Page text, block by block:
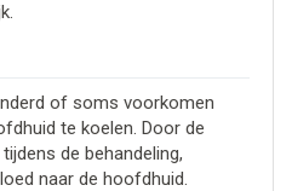
of soms voorkomen
te koelen. Door de
de behandeling,
naar de hoofdhuid.